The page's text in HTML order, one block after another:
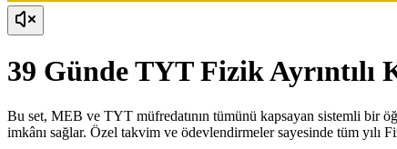
39 Günde TYT Fizik Ayrıntılı
Bu set, MEB ve TYT müfredatının tümünü kapsayan sistemli bir
imkânı sağlar. Özel takvim ve ödevlendirmeler sayesinde tüm yılı